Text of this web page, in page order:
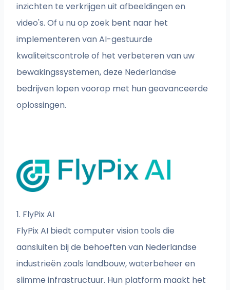
inzichten te verkrijgen uit afbeeldingen en
video's. Of u nu op zoek bent naar het
implementeren van AI-gestuurde
kwaliteitscontrole of het verbeteren van uw
bewakingssystemen, deze Nederlandse
bedrijven lopen voorop met hun geavanceerde
oplossingen.
1. FlyPix AI
FlyPix AI biedt computer vision tools die
aansluiten bij de behoeften van Nederlandse
industrieën zoals landbouw, waterbeheer en
slimme infrastructuur. Hun platform maakt het